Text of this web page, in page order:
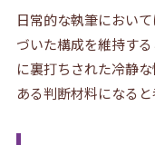
日常的な執筆におい
づいた構成を維持す
に裏打ちされた冷静
ある判断材料になると